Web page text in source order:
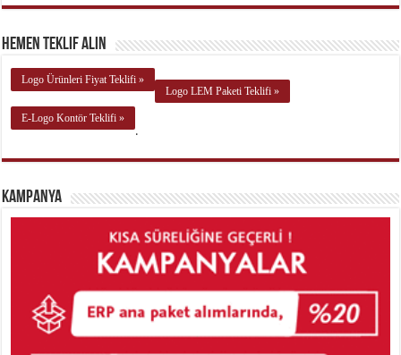
Hemen Teklif Alın
Logo Ürünleri Fiyat Teklifi »
Logo LEM Paketi Teklifi »
E-Logo Kontör Teklifi »
.
Kampanya